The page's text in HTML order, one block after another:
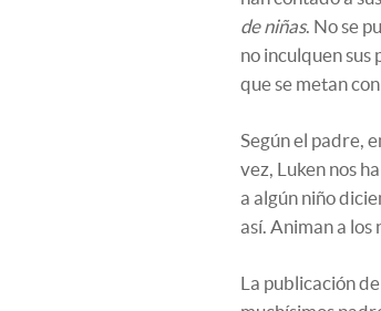
de niñas. No se
no inculquen sus
que se metan
Según el padre,
vez, Luken nos
a algún niño
así. Animan a los
La publicación